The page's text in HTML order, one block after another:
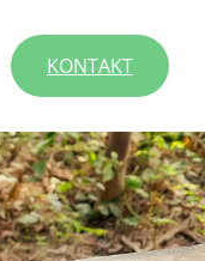
KONTAKT